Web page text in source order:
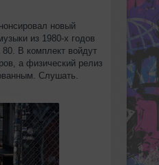
новый
из 1980-х годов
В комплект войдут
а физический релиз
Слушать.